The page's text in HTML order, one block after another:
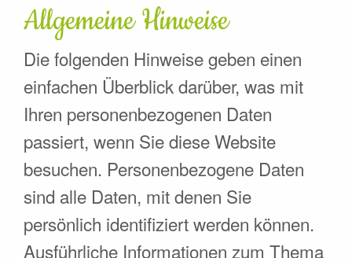
Allgemeine Hinweise
Die folgenden Hinweise geben einen
einfachen Überblick darüber, was mit
Ihren personenbezogenen Daten
passiert, wenn Sie diese Website
besuchen. Personenbezogene Daten
sind alle Daten, mit denen Sie
persönlich identifiziert werden können.
Ausführliche Informationen zum Thema